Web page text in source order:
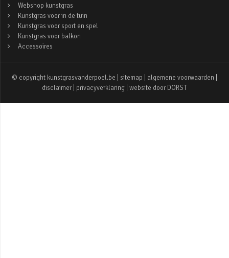
Webshop kunstgras
Kunstgras voor in de tuin
Kunstgras voor sport en spel
Kunstgras voor balkon
Accessoires
© copyright kunstgrasvanderpoel.be | sitemap algemene voorwaarden
disclaimer
privacyverklaring | website door DORST